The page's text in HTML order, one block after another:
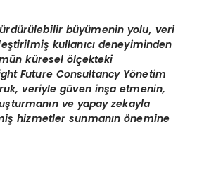
büyümenin yolu, veri
kullanıcı deneyiminden
küreselölçekteki
Future Consultancy Yönetim
veriyle güven inşa etmenin,
ve yapay zekayla
hizmetler sunmanınönemine